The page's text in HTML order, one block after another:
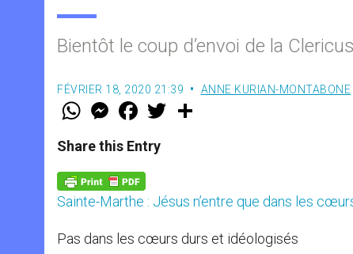
Bientôt le coup d’envoi de la
FÉVRIER 18, 2020 21:39 ANNE KURIAN-MONTABONE
W
t
s
p
p
M
e
s
e
g
e
r
F
a
e
b
k
w
Share this Entry
Sainte-Marthe : Jésus n’entre que dans les
Pas dans les cœurs durs et idéologisés